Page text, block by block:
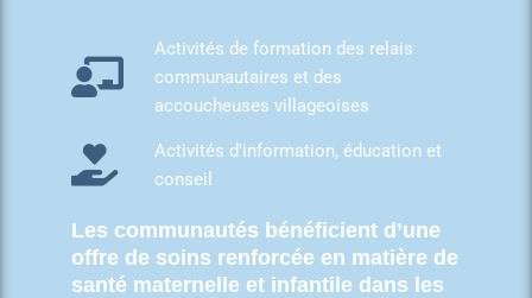
Activités de formation des relais
communautaires et des
accoucheuses villageoises
Activités d'information, éducation et
conseil
Les communautés bénéficient d’une
offre de soins renforcée en matière de
santé maternelle et infantile dans les